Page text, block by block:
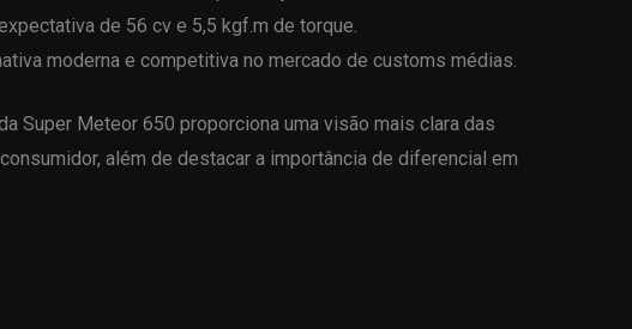
de 56 cv e 5,5 kgf.m de torque.
moderna e competitiva no mercado de customs médias.
Super Meteor 650 proporciona uma visão mais clara das
além de destacar a importância de diferencial em